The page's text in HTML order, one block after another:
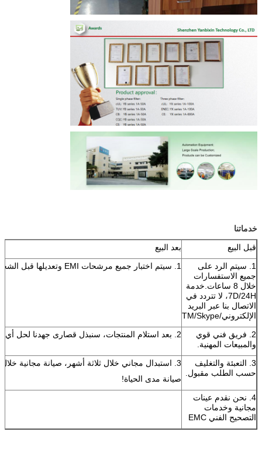
خدماتنا
قبل البيع
بعد البيع
1. سيتم الرد على
جميع الاستفسارات
خلال 8 ساعات.خدمة
7D/24H، لا تتردد في
الاتصال بنا عبر البريد
الإلكتروني/TM/Skype
1. سيتم اختبار جميع مرشحات EMI وتعديلها قبل الشحن.
2. فريق فني قوي
والمبيعات المهنية.
2. بعد استلام المنتجات، سنبذل قصارى جهدنا لحل أي أسئلة.
3. التعبئة والتغليف
حسب الطلب مقبول.
3. استبدال مجاني خلال ثلاثة أشهر، صيانة مجانية خلال ست سنوات،
صيانة مدى الحياة!
4. نحن نقدم عينات
مجانية وخدمات
التصحيح الفني EMC